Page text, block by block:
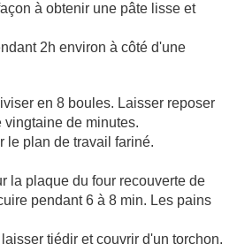
à obtenir une pâte lisse et
2h environ à côté d'une
en 8 boules. Laisser reposer
vingtaine de minutes.
le plan de travail fariné.
la plaque du four recouverte de
pendant 6 à 8 min. Les pains
tiédir et couvrir d'un torchon.